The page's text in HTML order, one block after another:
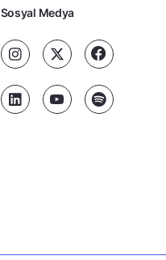
Sosyal Medya